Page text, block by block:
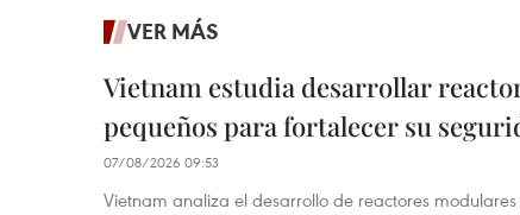
VER MÁS
Vietnam estudia desarrollar
pequeños para fortalecer su
07/08/2026 09:53
Vietnam analiza el desarrollo de reactores